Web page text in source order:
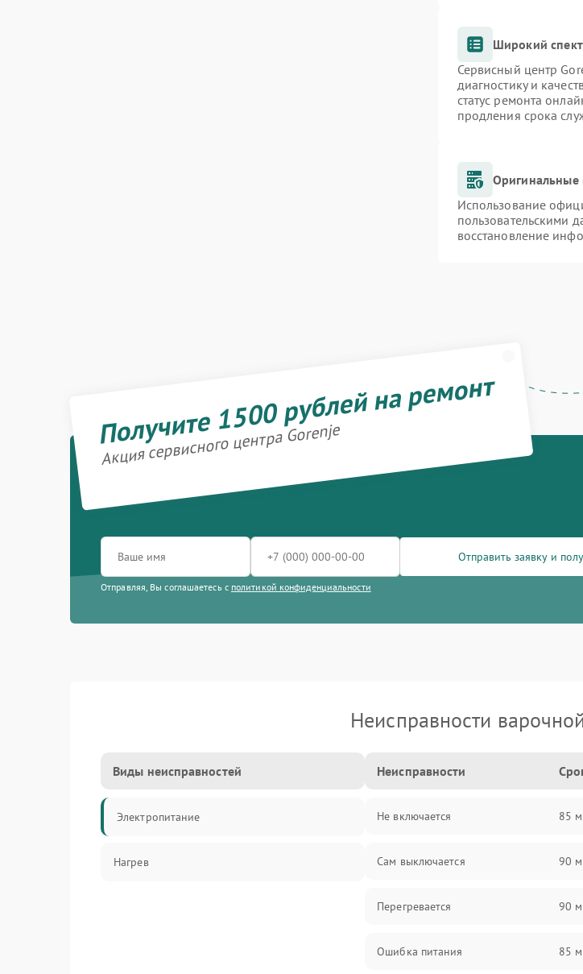
Широкий
Сервисный центр
диагностику и
статус ремонта
продления срока
Использование
пользовательскими
восстановление
Получите 1500 рублей на ремонт
Акция сервисного центра Gorenje
Отправить заявку и
Отправляя, Вы соглашаетесь с политикой конфиденциальности
Неисправности
Виды неисправностей
Электропитание
Нагрев
Неисправности
Не включается 85
Сам выключается 90
Перегревается 90
Ошибка питания 85